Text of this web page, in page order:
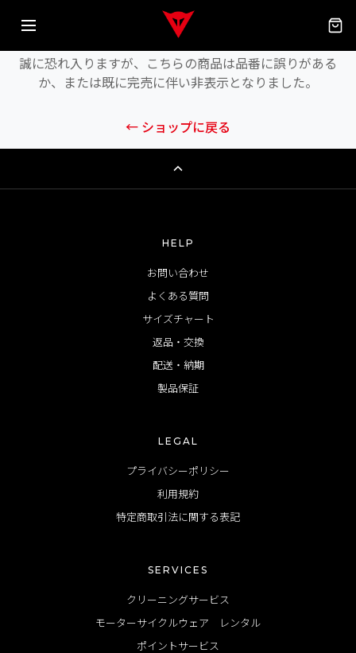
商品が見つかりません
誠に恐れ入りますが、こちらの商品は品番に誤りがある
か、または既に完売に伴い非表示となりました。
← ショップに戻る
HELP
お問い合わせ
よくある質問
サイズチャート
返品・交換
配送・納期
製品保証
LEGAL
プライバシーポリシー
利用規約
特定商取引法に関する表記
SERVICES
クリーニングサービス
モーターサイクルウェア レンタル
ポイントサービス